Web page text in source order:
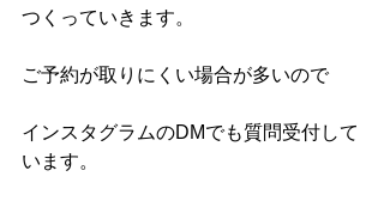
つくっていきます。
ご予約が取りにくい場合が多いので
インスタグラムのDMでも質問受付して
います。